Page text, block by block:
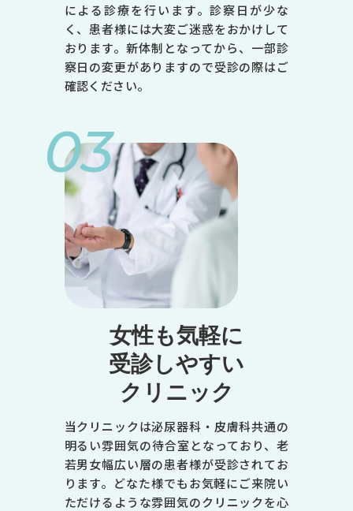
による診療を行います。診察日が少な
く、患者様には大変ご迷惑をおかけして
おります。新体制となってから、一部診
察日の変更がありますので受診の際はご
確認ください。
03
女性も気軽に
受診しやすい
クリニック
当クリニックは泌尿器科・皮膚科共通の
明るい雰囲気の待合室となっており、老
若男女幅広い層の患者様が受診されてお
ります。どなた様でもお気軽にご来院い
ただけるような雰囲気のクリニックを心